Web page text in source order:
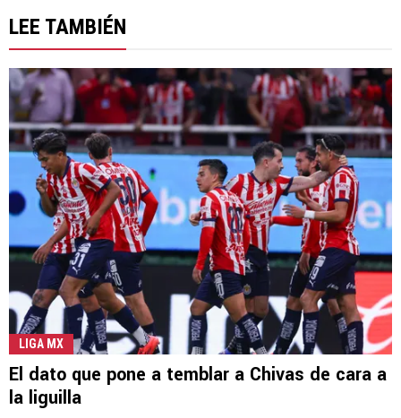
LEE TAMBIÉN
LIGA MX
El dato que pone a temblar a Chivas de cara a
la liguilla